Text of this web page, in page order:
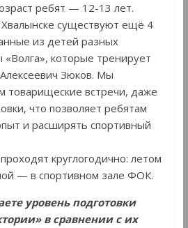
ребят — 12-13 лет.
существуют ещё 4
из детей разных
«Волга», которые тренирует
Зюков. Мы
товарищеские встречи, даже
что позволяет ребятам
и расширять спортивный
круглогодично: летом
— в спортивном зале ФОК.
уровень подготовки
в сравнении с их